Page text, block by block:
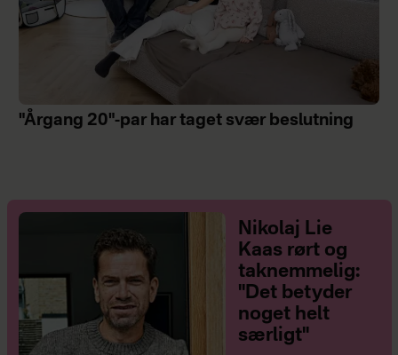
"Årgang 20"-par har taget svær beslutning
Nikolaj Lie
Kaas rørt og
taknemmelig:
"Det betyder
noget helt
særligt"